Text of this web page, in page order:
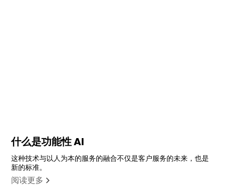
什么是功能性 AI
这种技术与以人为本的服务的融合不仅是客户服务的未来，也是
新的标准。
阅读更多